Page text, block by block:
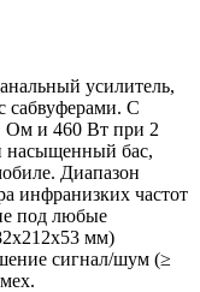
усилитель,
сабвуферами. С
Ом и 460 Вт при 2
насыщенный бас,
Диапазон
инфранизких частот
под любые
мм)
сигнал/шум (≥